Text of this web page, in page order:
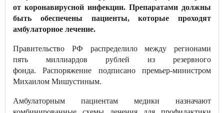
от коронавирусной инфекции. Препаратами должны
быть обеспечены пациенты, которые проходят
амбулаторное лечение.
Правительство РФ распределило между регионами
пять миллиардов рублей из резервного
фонда. Распоряжение подписано премьер-министром
Михаилом Мишустиным.
Амбулаторным пациентам медики назначают